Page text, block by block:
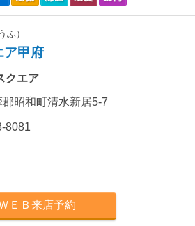
ふ）
ア甲府
クエア
昭和町清水新居5-7
8081
ＥＢ来店予約